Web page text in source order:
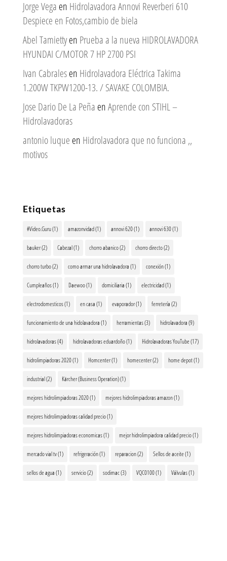
Jorge Vega en Hidrolavadora Annovi Reverberi 610
Despiece en Fotos,cambio de biela
Abel Tamiettyen Prueba a la nueva HIDROLAVADORA
HYUNDAI C/MOTOR 7 HP 2700 PSI
Ivan Cabralesen Hidrolavadora Eléctrica Takima
1.200W TKPW1200-13. / SAVAKE COLOMBIA.
Jose Dario De La Peña enAprende con STIHL –
Hidrolavadoras
antonio luque en Hidrolavadora que no funciona ,,
motivos
Etiquetas
#Video.Guru(1) amazonvidad(1) annovi 620(1) annovi 630(1)
bauker(2) Cabezal(1) chorro abanico(2) chorro directo(2)
chorro turbo(2) como armar una hidrolavadora(1) conexión(1)
Cumpleaños(1) Daewoo(1) domiciliaria(1) electricidad(1)
electrodomesticos(1) en casa(1) evaporador(1) ferretería(2)
funcionamiento de una hidolavadora(1) herramientas(3) hidrolavadora(9)
hidrolavadoras(4) hidrolavadoras eduardoño(1) Hidrolavadoras YouTube(17)
hidrolimpiadoras 2020(1) Homcenter(1) homecenter(2) home depot(1)
industrial(2) Kärcher (Business Operation)(1)
mejores hidrolimpiadoras 2020(1) mejores hidrolimpiadoras amazon(1)
mejores hidrolimpiadoras calidad precio(1)
mejores hidrolimpiadoras economicas(1) mejor hidrolimpiadora calidad precio(1)
mercado vial tv(1) refrigeración(1) reparacion(2) Sellos de aceite(1)
sellos de agua(1) servicio(2) sodimac(3) VQC0100(1) Válvulas(1)